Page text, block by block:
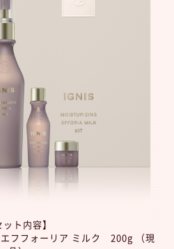
ット内容】
フフォーリア ミルク 200g （現